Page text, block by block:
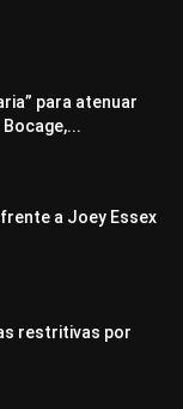
para atenuar
a Joey Essex
restritivas por